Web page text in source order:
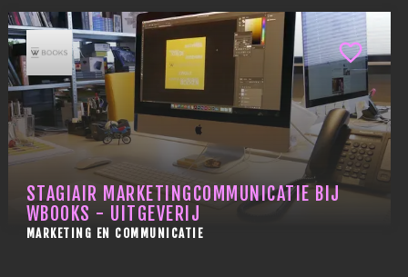
STAGIAIR MARKETINGCOMMUNICATIE BIJ
WBOOKS - UITGEVERIJ
MARKETING EN COMMUNICATIE